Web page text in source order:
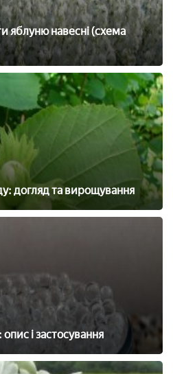
яблуню навесні (схема
догляд та вирощування
і застосування